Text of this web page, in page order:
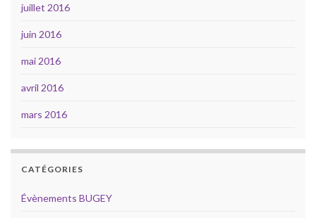
juillet 2016
juin 2016
mai 2016
avril 2016
mars 2016
CATÉGORIES
Évènements BUGEY